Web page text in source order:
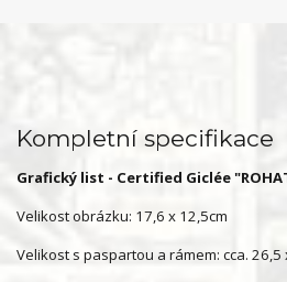
Kompletní specifikace
Grafický list - Certified Giclée
Velikost obrázku: 17,6 x 12,5cm
Velikost s paspartou a rámem: cca. 26,5